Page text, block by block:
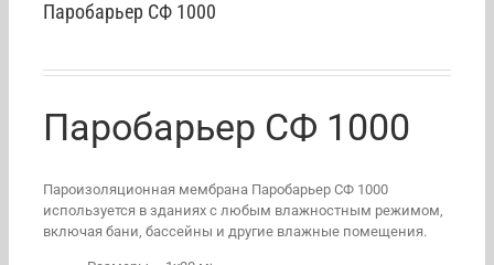
Паробарьер СФ 1000
Паробарьер СФ 1000
Пароизоляционная мембрана Паробарьер СФ 1000
используется в зданиях с любым влажностным режимом,
включая бани, бассейны и другие влажные помещения.